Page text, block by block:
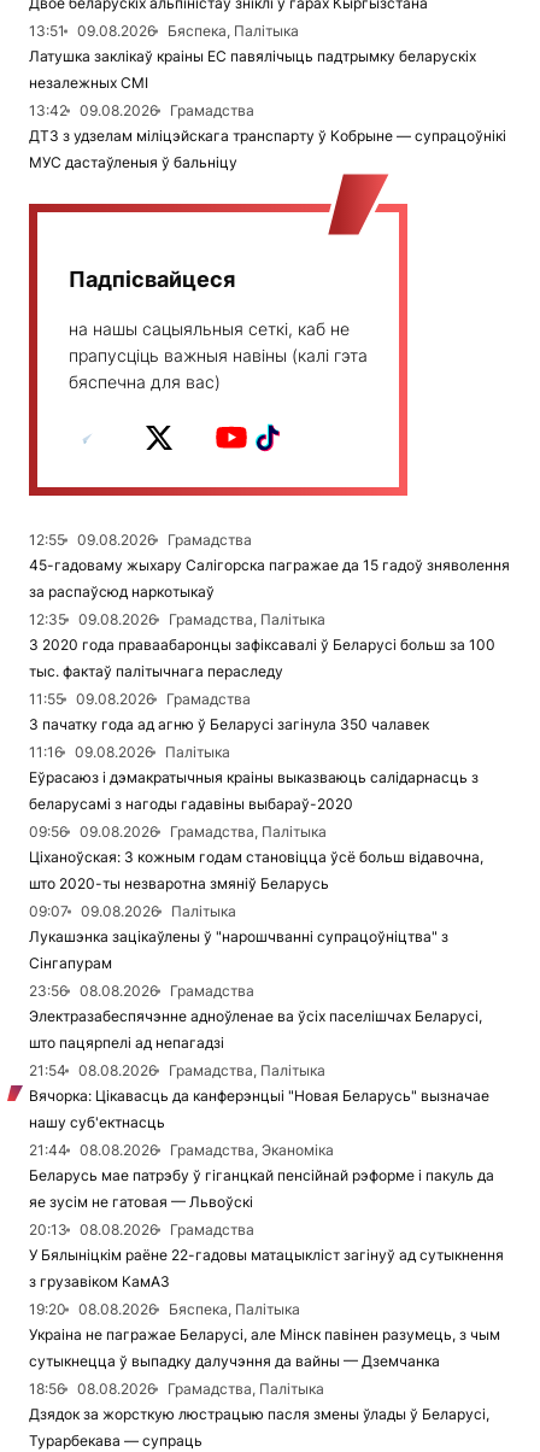
13:51
09.08.2026
Бяспека, Палітыка
Латушка заклікаў краіны ЕС павялічыць падтрымку беларускіх
незалежных СМІ
13:42
09.08.2026
Грамадства
ДТЗ з удзелам міліцэйскага транспарту ў Кобрыне — супрацоўнікі
МУС дастаўленыя ў бальніцу
Падпісвайцеся
на нашы сацыяльныя сеткі, каб не
прапусціць важныя навіны (калі гэта
бяспечна для вас)
12:55 09.08.2026
Грамадства
45-гадоваму жыхару Салігорска пагражае да 15 гадоў зняволення
за распаўсюд наркотыкаў
12:35
09.08.2026
Грамадства, Палітыка
З 2020 года праваабаронцы зафіксавалі ў Беларусі больш за 100
тыс. фактаў палітычнага пераследу
11:55
09.08.2026
Грамадства
З пачатку года ад агню ў Беларусі загінула 350 чалавек
11:16
09.08.2026
Палітыка
Еўрасаюз і дэмакратычныя краіны выказваюць салідарнасць з
беларусамі з нагоды гадавіны выбараў-2020
09:56
09.08.2026
Грамадства, Палітыка
Ціханоўская: З кожным годам становіцца ўсё больш відавочна,
што 2020-ты незваротна змяніў Беларусь
09:07
09.08.2026
Палітыка
Лукашэнка зацікаўлены ў "нарошчванні супрацоўніцтва" з
Сінгапурам
23:56
08.08.2026
Грамадства
Электразабеспячэнне адноўленае ва ўсіх паселішчах Беларусі,
што пацярпелі ад непагадзі
21:54
08.08.2026
Грамадства, Палітыка
Вячорка: Цікавасць да канферэнцыі "Новая Беларусь" вызначае
нашу суб'ектнасць
21:44
08.08.2026
Грамадства, Эканоміка
Беларусь мае патрэбу ў гіганцкай пенсійнай рэформе і пакуль да
яе зусім не гатовая — Львоўскі
20:13
08.08.2026
Грамадства
У Бялыніцкім раёне 22-гадовы матацыкліст загінуў ад сутыкнення
з грузавіком КамАЗ
19:20
08.08.2026
Бяспека, Палітыка
Украіна не пагражае Беларусі, але Мінск павінен разумець, з чым
сутыкнецца ў выпадку далучэння да вайны — Дземчанка
18:56
08.08.2026
Грамадства, Палітыка
Дзядок за жорсткую люстрацыю пасля змены ўлады ў Беларусі,
Турарбекава — супраць